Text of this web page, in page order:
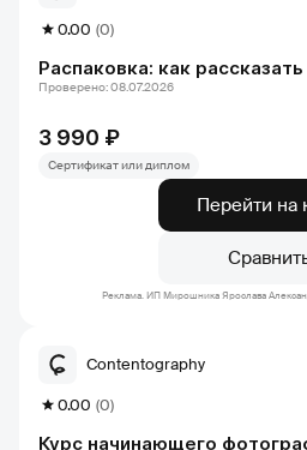
Распаковка: как
0.00 (0)
3 990 ₽
Проверено: 08.07.2026
Сертификат или диплом
Перейти на
Реклама. ИП Мирошника Ярослава
Курс начинающего
0.00 (0)
Contentography